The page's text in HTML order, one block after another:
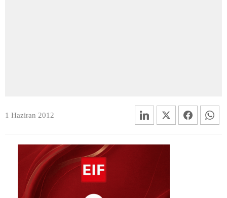
1 Haziran 2012